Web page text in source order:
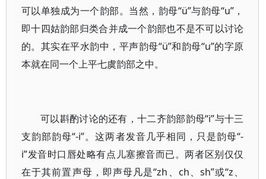
可以单独成为一个韵部。当然，韵母“ü”与韵母“u”，
即十四姑韵部归类合并成一个韵部也不是不可以讨论
的。其实在平水韵中，平声韵母“ü”和韵母“u”的字原
本就在同一个上平七虞韵部之中。
可以斟酌讨论的还有，十二齐韵部韵母“i”与十三
支韵部韵母“-i”。这两者发音几乎相同，只是韵母“-
i”发音时口唇处略有点儿塞擦音而已。两者区别仅仅
在于其前置声母，即声母凡是“zh、ch、sh”或“z、